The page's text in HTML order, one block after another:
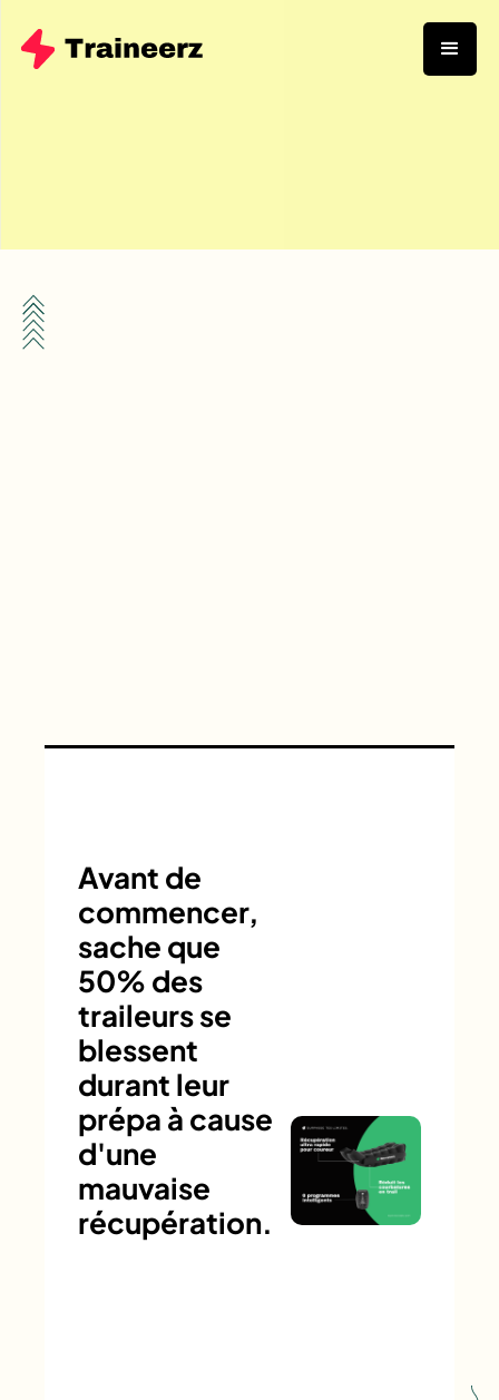
Avant de
commencer,
sache que
50% des
traileurs se
blessent
durant leur
prépa à cause
d'une
mauvaise
récupération.